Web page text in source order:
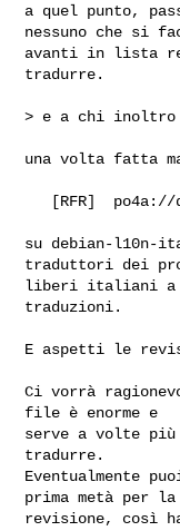
a quel punto,
nessuno che si
avanti in lista
tradurre.
> e a chi inoltro
una volta fatta
su debian-
traduttori dei
liberi italiani a
traduzioni.
E aspetti le
Ci vorrà
file è enorme e
serve a volte più
tradurre.
Eventualmente
prima metà per la
revisione, così